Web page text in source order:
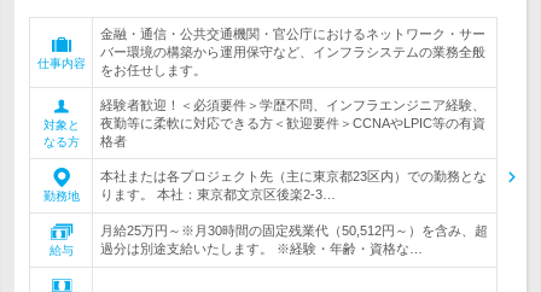
仕事内容
金融・通信・公共交通機関・官公庁におけるネットワーク・サー
バー環境の構築から運用保守など、インフラシステムの業務全般
をお任せします。
対象と
なる方
経験者歓迎！＜必須要件＞学歴不問、インフラエンジニア経験、
夜勤等に柔軟に対応できる方＜歓迎要件＞CCNAやLPIC等の有資
格者
勤務地
本社または各プロジェクト先（主に東京都23区内）での勤務とな
ります。 本社：東京都文京区後楽2-3…
給与
月給25万円～※月30時間の固定残業代（50,512円～）を含み、超
過分は別途支給いたします。 ※経験・年齢・資格な…